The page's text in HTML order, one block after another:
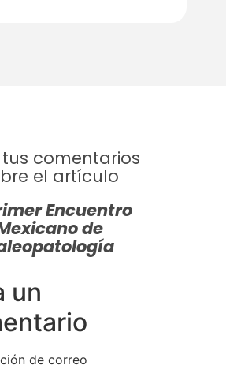
tus comentarios
el artículo
Encuentro
de
un
de correo